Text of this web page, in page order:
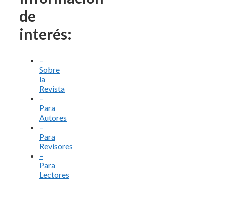
de
interés:
–
Sobre
la
Revista
–
Para
Autores
–
Para
Revisores
–
Para
Lectores